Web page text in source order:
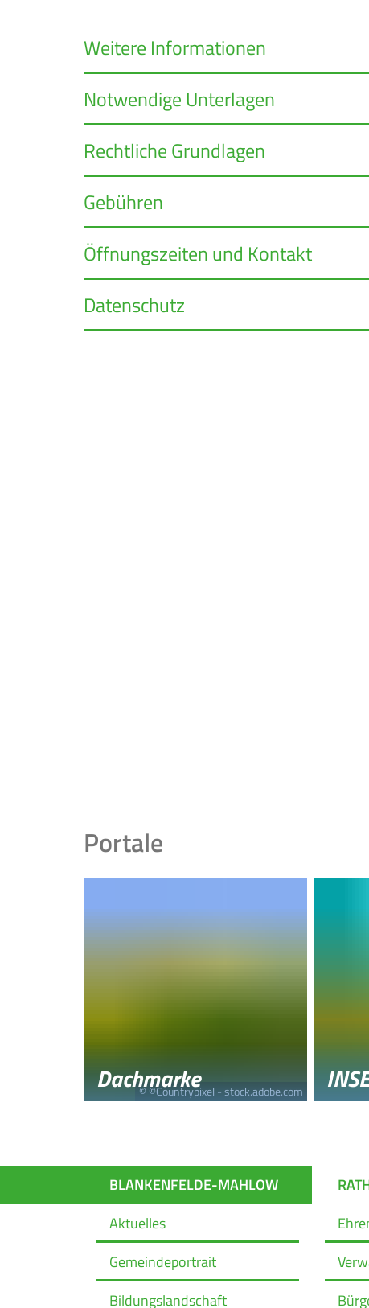
Weitere Informationen
Notwendige Unterlagen
Rechtliche Grundlagen
Gebühren
Öffnungszeiten und Kontakt
Datenschutz
Portale
© ©Countrypixel - stock.adobe.com
Dachmarke
BLANKENFELDE-MAHLOW
Aktuelles
Gemeindeportrait
Bildungslandschaft